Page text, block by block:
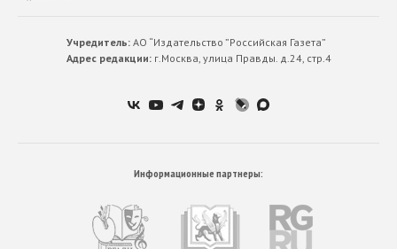
Учредитель:АО “Издательство ”Российская Газета”
Адрес редакции:г.Москва, улица Правды. д.24, стр.4
Информационные партнеры: